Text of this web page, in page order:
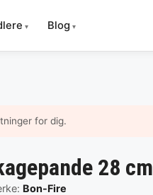
Blog
for dig.
28 cm
Bon-Fire